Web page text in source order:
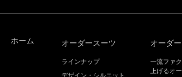
ホーム オーダースーツ
ラインナップ
デザイン・シルエット
オーダ
一流ファ
上げるオ